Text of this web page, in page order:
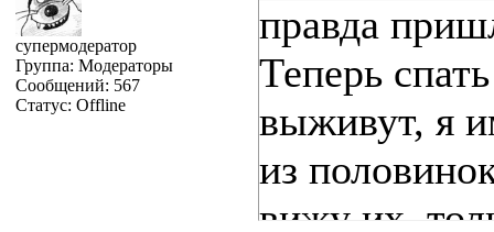
супермодератор
Группа: Модераторы
Сообщений: 567
Статус: Offline
правда
Теперь
выживут, я
из
вижу их,